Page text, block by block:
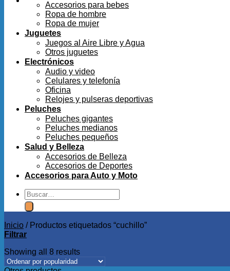
Accesorios para bebes
Ropa de hombre
Ropa de mujer
Juguetes
Juegos al Aire Libre y Agua
Otros juguetes
Electrónicos
Audio y video
Celulares y telefonía
Oficina
Relojes y pulseras deportivas
Peluches
Peluches gigantes
Peluches medianos
Peluches pequeños
Salud y Belleza
Accesorios de Belleza
Accesorios de Deportes
Accesorios para Auto y Moto
Buscar
por:
Inicio /Productos etiquetados “cuchillo”
Filtrar
Showing all 8 results